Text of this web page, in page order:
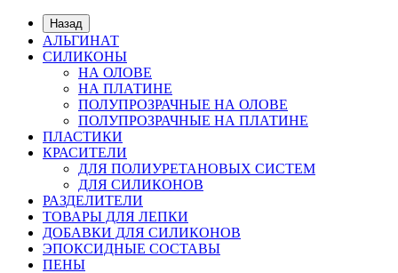
Назад
АЛЬГИНАТ
СИЛИКОНЫ
НА ОЛОВЕ
НА ПЛАТИНЕ
ПОЛУПРОЗРАЧНЫЕ НА ОЛОВЕ
ПОЛУПРОЗРАЧНЫЕ НА ПЛАТИНЕ
ПЛАСТИКИ
КРАСИТЕЛИ
ДЛЯ ПОЛИУРЕТАНОВЫХ СИСТЕМ
ДЛЯ СИЛИКОНОВ
РАЗДЕЛИТЕЛИ
ТОВАРЫ ДЛЯ ЛЕПКИ
ДОБАВКИ ДЛЯ СИЛИКОНОВ
ЭПОКСИДНЫЕ СОСТАВЫ
ПЕНЫ